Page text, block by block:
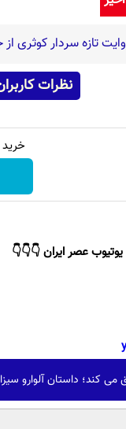
تازه سردار کوثری از
نظرات
خرید
عصر ایران 👇👇👇